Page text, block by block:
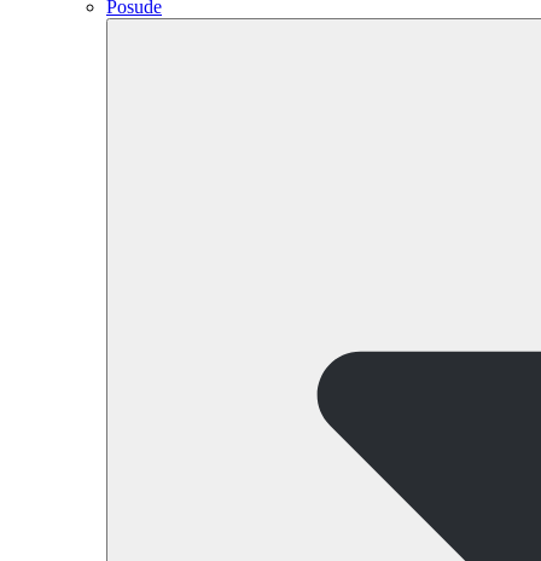
Posude